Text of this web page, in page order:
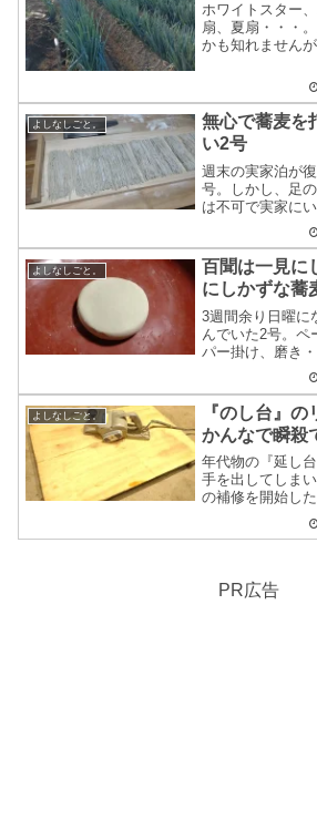
ホワイトスター
扇、夏扇・・・
かも知れません
にも沢山の品種
のは深谷ネギに
前。そして、ぶ
よしなしごと。
無心で蕎麦を
い2号
週末の実家泊が
号。しかし、足
は不可で実家に
少ないのも事実
ること以外に予
昼過ぎにリハビ
くのお寺さんを
よしなしごと。
百聞は一見に
にしかずな蕎
3週間余り日曜に
んでいた2号。ペ
パー掛け、磨き
そろそろ妥協し
そして、同時進
ための延し台表
とか使用に耐えら
よしなしごと。
『のし台』
かんなで瞬殺
年代物の『延し
手を出してしま
の補修を開始し
使っていた延し
物。ネズミにか
PR広告